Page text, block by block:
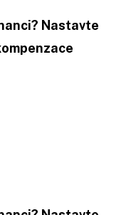
Nastavte